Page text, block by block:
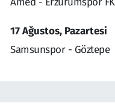
17 Ağustos, Pazartesi
Samsunspor - Göztepe